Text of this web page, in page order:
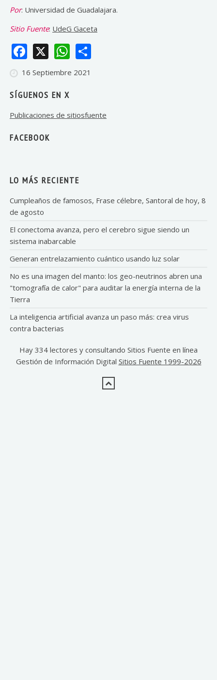
Por: Universidad de Guadalajara.
Sitio Fuente: UdeG Gaceta
Facebook
X WhatsApp
16 Septiembre 2021
SÍGUENOS EN X
Publicaciones de sitiosfuente
FACEBOOK
LO MÁS RECIENTE
Cumpleaños de famosos, Frase célebre, Santoral de hoy, 8
de agosto
El conectoma avanza, pero el cerebro sigue siendo un
sistema inabarcable
Generan entrelazamiento cuántico usando luz solar
No es una imagen del manto: los geo-neutrinos abren una
"tomografía de calor" para auditar la energía interna de la
Tierra
La inteligencia artificial avanza un paso más: crea virus
contra bacterias
Hay 334 lectores y consultando Sitios Fuente en línea
Gestión de Información Digital Sitios Fuente 1999-2026